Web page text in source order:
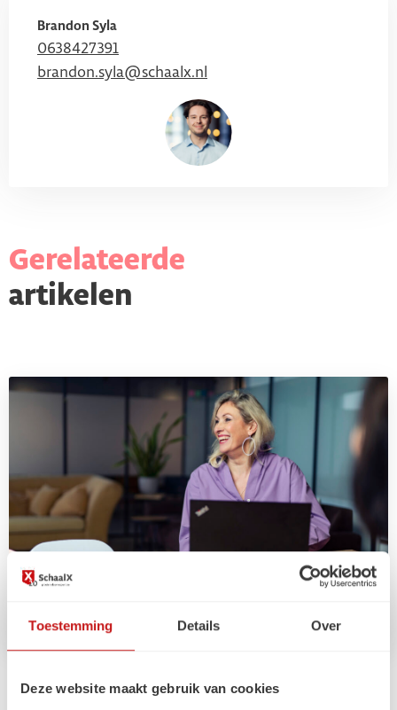
Toestemming Details Over
Deze website maakt gebruik van cookies
Brandon Syla
0638427391
brandon.syla@schaalx.nl
Gerelateerde
artikelen
Arbeidsmarkt